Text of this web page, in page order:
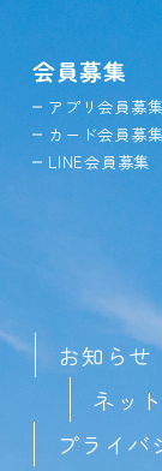
会員募集
アプリ会員募集
カード会員募集
LINE会員募集
お知らせ
ネッ
プライバ